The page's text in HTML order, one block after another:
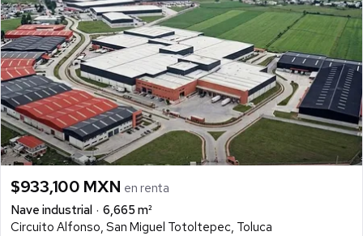
$933,100 MXN en renta
Nave industrial
6,665 m²
Circuito Alfonso, San Miguel Totoltepec, Toluca